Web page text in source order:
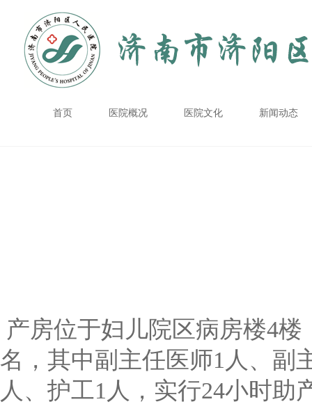
首页 医院概况 医院文化 新闻动态
产房位于妇儿院区病房楼4
名，其中副主任医师1人、副
人、护工1人，实行24小时